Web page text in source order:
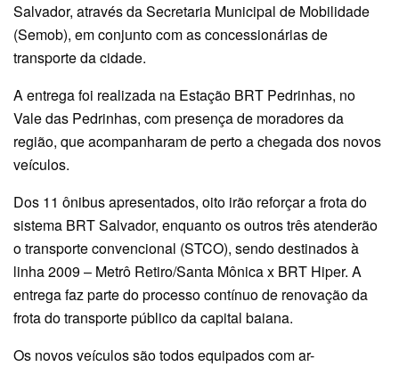
Salvador, através da Secretaria Municipal de Mobilidade
(Semob), em conjunto com as concessionárias de
transporte da cidade.
A entrega foi realizada na Estação BRT Pedrinhas, no
Vale das Pedrinhas, com presença de moradores da
região, que acompanharam de perto a chegada dos novos
veículos.
Dos 11 ônibus apresentados, oito irão reforçar a frota do
sistema BRT Salvador, enquanto os outros três atenderão
o transporte convencional (STCO), sendo destinados à
linha 2009 – Metrô Retiro/Santa Mônica x BRT Hiper. A
entrega faz parte do processo contínuo de renovação da
frota do transporte público da capital baiana.
Os novos veículos são todos equipados com ar-